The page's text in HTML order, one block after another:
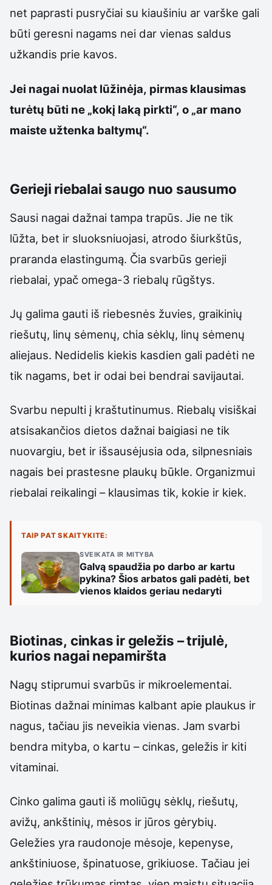
net paprasti pusryčiai su kiaušiniu ar varške gali
būti geresni nagams nei dar vienas saldus
užkandis prie kavos.
Jei nagai nuolat lūžinėja, pirmas klausimas
turėtų būti ne „kokį laką pirkti“, o „ar mano
maiste užtenka baltymų“.
Gerieji riebalai saugo nuo sausumo
Sausi nagai dažnai tampa trapūs. Jie ne tik
lūžta, bet ir sluoksniuojasi, atrodo šiurkštūs,
praranda elastingumą. Čia svarbūs gerieji
riebalai, ypač omega-3 riebalų rūgštys.
Jų galima gauti iš riebesnės žuvies, graikinių
riešutų, linų sėmenų, chia sėklų, linų sėmenų
aliejaus. Nedidelis kiekis kasdien gali padėti ne
tik nagams, bet ir odai bei bendrai savijautai.
Svarbu nepulti į kraštutinumus. Riebalų visiškai
atsisakančios dietos dažnai baigiasi ne tik
nuovargiu, bet ir išsausėjusia oda, silpnesniais
nagais bei prastesne plaukų būkle. Organizmui
riebalai reikalingi – klausimas tik, kokie ir kiek.
TAIP PAT SKAITYKITE:
SVEIKATA IR MITYBA
Galvą spaudžia po darbo ar kartu
pykina? Šios arbatos gali padėti, bet
vienos klaidos geriau nedaryti
Biotinas, cinkas ir geležis – trijulė,
kurios nagai nepamiršta
Nagų stiprumui svarbūs ir mikroelementai.
Biotinas dažnai minimas kalbant apie plaukus ir
nagus, tačiau jis neveikia vienas. Jam svarbi
bendra mityba, o kartu – cinkas, geležis ir kiti
vitaminai.
Cinko galima gauti iš moliūgų sėklų, riešutų,
avižų, ankštinių, mėsos ir jūros gėrybių.
Geležies yra raudonoje mėsoje, kepenyse,
ankštiniuose, špinatuose, grikiuose. Tačiau jei